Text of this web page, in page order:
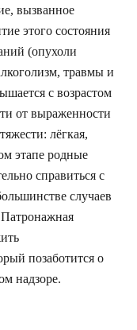
вызванное
этого состояния
(опухоли
травмы и
с возрастом
от выраженности
лёгкая,
этапе родные
справиться с
случаев
позаботится о
надзоре.